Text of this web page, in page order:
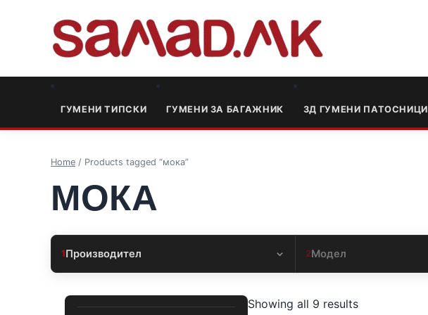
ГУМЕНИ ТИПСКИ ГУМЕНИ ЗА БАГАЖНИК 3Д ГУМЕНИ ПАТОСНИЦИ
Home / Products tagged “мока”
МОКА
1Производител 2Модел
Showing all 9 results